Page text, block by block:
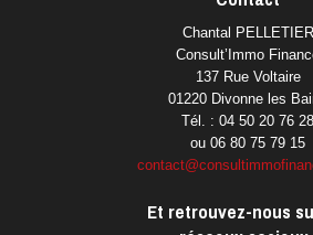
Chantal PELLETIER
Consult’Immo
137 Rue Voltaire
01220 Divonne les
Tél. : 04 50 20 76 28
ou 06 80 75 79 15
Et retrouvez-nous